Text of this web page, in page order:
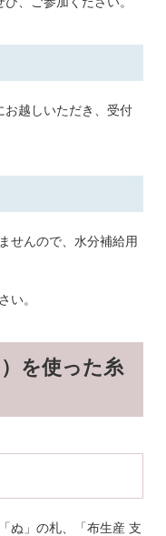
お越しいただき、受付
せんので、水分補給用
い。
を使った糸
ぬ」の札、「布生産 支